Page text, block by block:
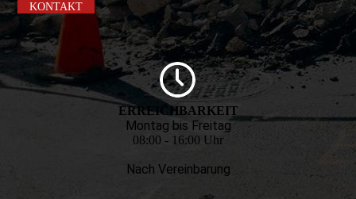
KONTAKT
ERREICHBARKEIT
Montag bis Freitag
08:00 - 16:00 Uhr
Nach Vereinbarung